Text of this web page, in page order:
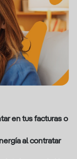
en tus facturas o
al contratar